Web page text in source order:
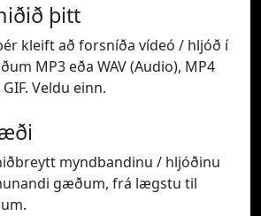
þitt
kleift að forsníða vídeó / hljóð í
MP3 eða WAV (Audio), MP4
Veldu einn.
myndbandinu / hljóðinu
gæðum, frá lægstu til